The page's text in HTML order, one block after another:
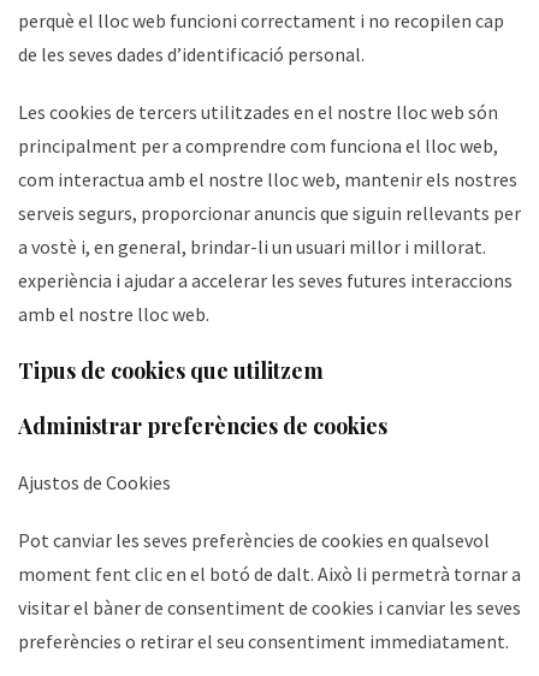
perquè el lloc web funcioni correctament i no recopilen cap
de les seves dades d’identificació personal.
Les cookies de tercers utilitzades en el nostre lloc web són
principalment per a comprendre com funciona el lloc web,
com interactua amb el nostre lloc web, mantenir els nostres
serveis segurs, proporcionar anuncis que siguin rellevants per
a vostè i, en general, brindar-li un usuari millor i millorat.
experiència i ajudar a accelerar les seves futures interaccions
amb el nostre lloc web.
Tipus de cookies que utilitzem
Administrar preferències de cookies
Ajustos de Cookies
Pot canviar les seves preferències de cookies en qualsevol
moment fent clic en el botó de dalt. Això li permetrà tornar a
visitar el bàner de consentiment de cookies i canviar les seves
preferències o retirar el seu consentiment immediatament.